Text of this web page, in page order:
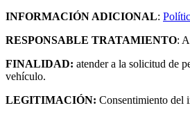
INFORMACIÓN ADICIONAL:
RESPONSABLE TRATAMIENTO:
FINALIDAD: atender a la solicitud de
vehículo.
LEGITIMACIÓN: Consentimiento del